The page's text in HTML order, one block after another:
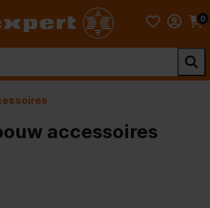
0
accessoires